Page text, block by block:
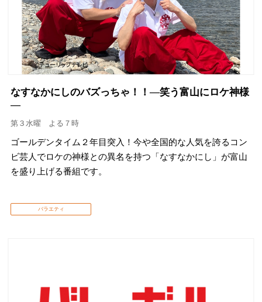
なすなかにしのバズっちゃ！！―笑う富山にロケ神様
―
第３水曜 よる７時
ゴールデンタイム２年目突入！今や全国的な人気を誇るコン
ビ芸人でロケの神様との異名を持つ「なすなかにし」が富山
を盛り上げる番組です。
バラエティ